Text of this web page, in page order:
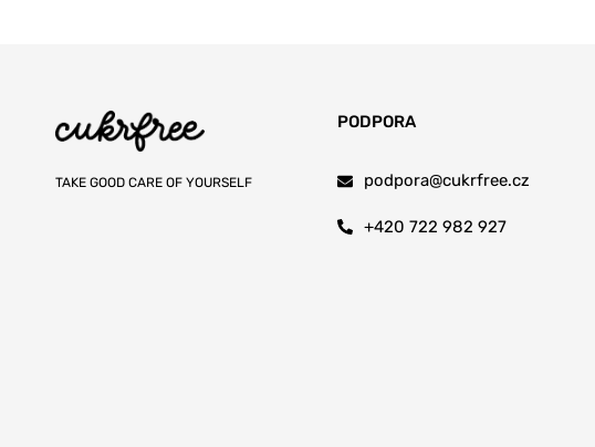
Krystalové mlhy
TAKE GOOD CARE OF YOURSELF
PODPORA
podpora@cukrfree.cz
+420 722 982 927